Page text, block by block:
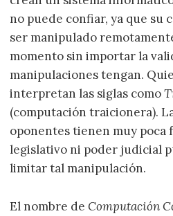
no puede confiar, ya que su
ser manipulado
momento sin importar la
manipulaciones tengan.
interpretan las siglas como
(computación traicionera).
oponentes tienen muy poca
legislativo ni poder judicial
limitar tal manipulación.
El nombre deComputación